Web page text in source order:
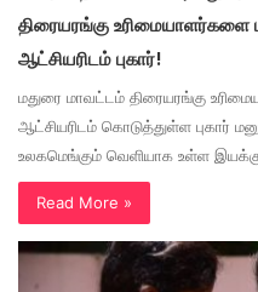
திரையரங்கு உரிமையாளர்களை
ஆட்சியரிடம் புகார்!
மதுரை மாவட்டம் திரையரங்கு
ஆட்சியரிடம் கொடுத்துள்ள புகார்
உலகமெங்கும் வெளியாக உள்ள
Read More »